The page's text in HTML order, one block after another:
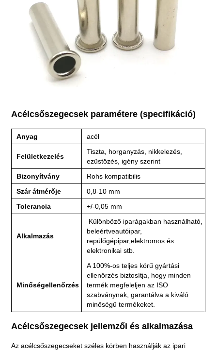
Acélcsőszegecsek paramétere (specifikáció)
Anyag acél
Felületkezelés
Tiszta, horganyzás, nikkelezés,
ezüstözés, igény szerint
Bizonyítvány
Rohs kompatibilis
Szár átmérője
0,8-10 mm
Tolerancia
+/-0,05 mm
Alkalmazás
Különböző iparágakban használható,
beleértveautóipar,
repülőgépipar,elektromos és
elektronikai stb.
Minőségellenőrzés
A 100%-os teljes körű gyártási
ellenőrzés biztosítja, hogy minden
termék megfeleljen az ISO
szabványnak, garantálva a kiváló
minőségű termékeket.
Acélcsőszegecsek jellemzői és alkalmazása
Az acélcsőszegecseket széles körben használják az ipari